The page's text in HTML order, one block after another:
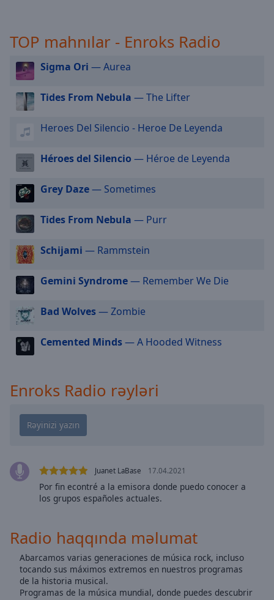
subtitles
off
selected
Track
Picture
Fullscreen
modal
window.
Beginning
dialog
window.
cancel
and
close
window.
Opacity
Background
Opacity
Caption
TOP mahnılar - Enroks Radio
Sigma Ori — Aurea
Tides From Nebula — The Lifter
Heroes Del Silencio - Heroe De Leyenda
Héroes del Silencio — Héroe de Leyenda
Grey Daze— Sometimes
Tides From Nebula — Purr
Schijami — Rammstein
Gemini Syndrome— Remember We Die
Bad Wolves— Zombie
Cemented Minds— A Hooded Witness
Enroks Radio rəyləri
Juanet LaBase 17.04.2021
Por fin econtré a la emisora donde puedo conocer a
los grupos españoles actuales.
Radio haqqında məlumat
Abarcamos varias generaciones de música rock, incluso
tocando sus máximos extremos en nuestros programas
de la historia musical.
Programas de la música mundial, donde puedes descubrir